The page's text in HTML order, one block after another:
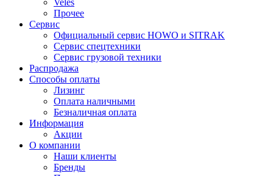
Veles
Прочее
Сервис
Официальный сервис HOWO и SITRAK
Сервис спецтехники
Сервис грузовой техники
Распродажа
Способы оплаты
Лизинг
Оплата наличными
Безналичная оплата
Информация
Акции
О компании
Наши клиенты
Бренды